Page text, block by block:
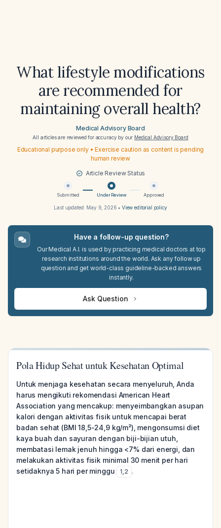
What lifestyle modifications
are recommended for
maintaining overall health?
Medical Advisory Board
All articles are reviewed for accuracy by our Medical Advisory Board
Educational purpose only • Exercise caution as content is pending
human review
Article Review Status
Submitted Under Review Approved
Last updated: May 9, 2026 • View editorial policy
Have a follow-up question?
Our Medical A.I. is used by practicing medical doctors at top
research institutions around the world. Ask any follow up
question and get world-class guideline-backed answers
instantly.
Ask Question
Pola Hidup Sehat untuk Kesehatan Optimal
Untuk menjaga kesehatan secara menyeluruh, Anda
harus mengikuti rekomendasi American Heart
Association yang mencakup: menyeimbangkan asupan
kalori dengan aktivitas fisik untuk mencapai berat
badan sehat (BMI 18,5-24,9 kg/m²), mengonsumsi diet
kaya buah dan sayuran dengan biji-bijian utuh,
membatasi lemak jenuh hingga <7% dari energi, dan
melakukan aktivitas fisik minimal 30 menit per hari
setidaknya 5 hari per minggu
1,2 .